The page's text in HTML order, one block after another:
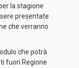
la stagione
presentate
che verranno
che potrà
fuori Regione